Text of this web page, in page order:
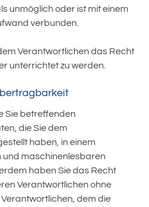
unmöglich oder ist mit einem
verbunden.
Verantwortlichen das Recht
unterrichtet zu werden.
Sie betreffenden
die Sie dem
haben, in einem
maschinenlesbaren
haben Sie das Recht
Verantwortlichen ohne
dem die